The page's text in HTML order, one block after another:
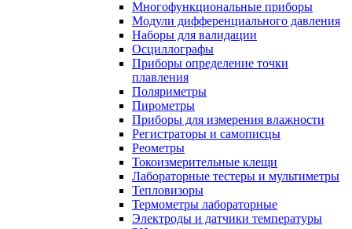
Многофункциональные приборы
Модули дифференциального давления
Наборы для валидации
Осциллографы
Приборы определение точки
плавления
Поляриметры
Пирометры
Приборы для измерения влажности
Регистраторы и самописцы
Реометры
Токоизмерительные клещи
Лабораторные тестеры и мультиметры
Тепловизоры
Термометры лабораторные
Электроды и датчики температуры